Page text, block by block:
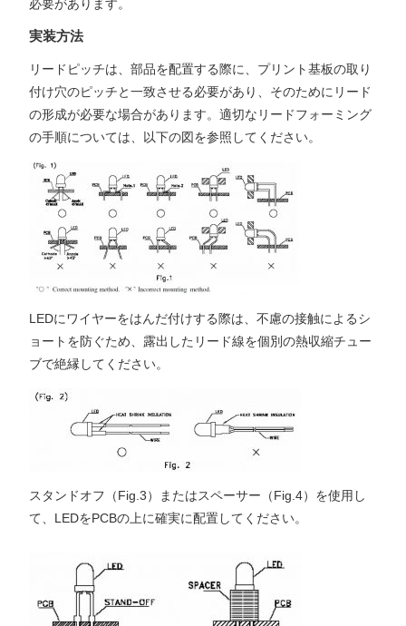
必要があります。
実装方法
リードピッチは、部品を配置する際に、プリント基板の取り
付け穴のピッチと一致させる必要があり、そのためにリード
の形成が必要な場合があります。適切なリードフォーミング
の手順については、以下の図を参照してください。
LEDにワイヤーをはんだ付けする際は、不慮の接触によるシ
ョートを防ぐため、露出したリード線を個別の熱収縮チュー
ブで絶縁してください。
スタンドオフ（Fig.3）またはスペーサー（Fig.4）を使用し
て、LEDをPCBの上に確実に配置してください。